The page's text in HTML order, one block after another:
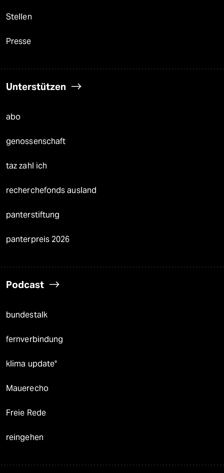
Stellen
Presse
Unterstützen
abo
genossenschaft
taz zahl ich
recherchefonds ausland
panterstiftung
panterpreis 2026
Podcast
bundestalk
fernverbindung
klima update°
Mauerecho
Freie Rede
reingehen